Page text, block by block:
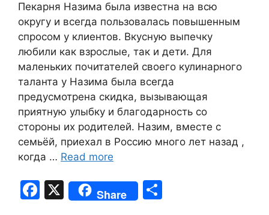
Пекарня Назима была известна на всю
округу и всегда пользовалась повышенным
спросом у клиентов. Вкусную выпечку
любили как взрослые, так и дети. Для
маленьких почитателей своего кулинарного
таланта у Назима была всегда
предусмотрена скидка, вызывающая
приятную улыбку и благодарность со
стороны их родителей. Назим, вместе с
семьёй, приехал в Россию много лет назад ,
когда … Read more
F
X Share